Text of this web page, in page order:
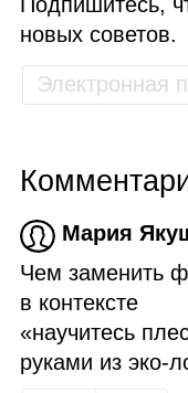
новых советов.
Мария
Чем заменить
в контексте
«научитесь
руками из